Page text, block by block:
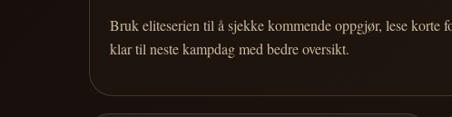
Bruk eliteserien til å sjekke kommende oppgjør, lese korte
klar til neste kampdag med bedre oversikt.